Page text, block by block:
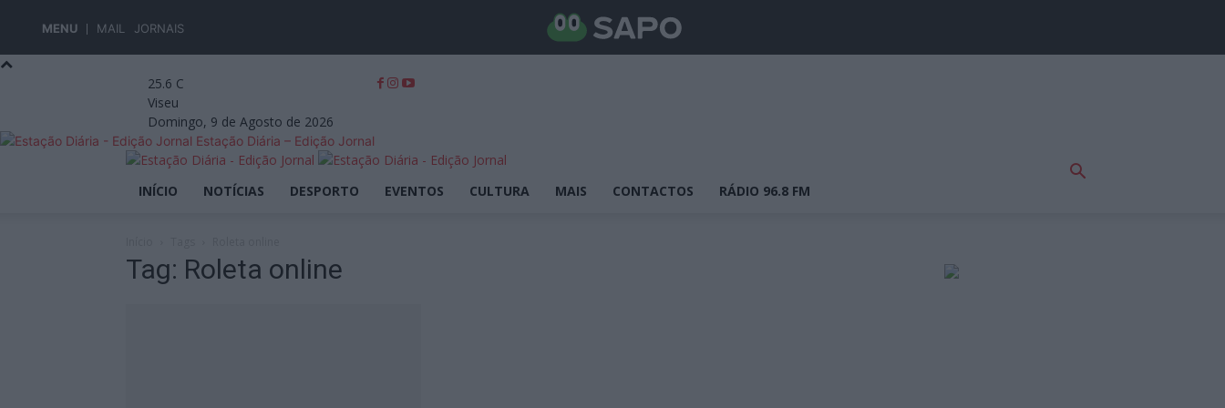
MENU MAIL JORNAIS
25.6 C
Viseu
Domingo, 9 de Agosto de 2026
Estação Diária – Edição Jornal
INÍCIO NOTÍCIAS DESPORTO EVENTOS CULTURA MAIS CONTACTOS RÁDIO 96.8 FM
Tag: Roleta online